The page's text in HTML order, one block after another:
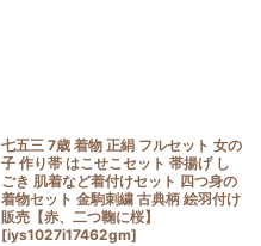
七五三 7歳 着物 正絹 フルセット 女の
子 作り帯 はこせこセット 帯揚げ し
ごき 肌着など着付けセット 四つ身の
着物セット 金駒刺繍 古典柄 絵羽付け
販売【赤、二つ鞠に桜】
[iys1027i17462gm]